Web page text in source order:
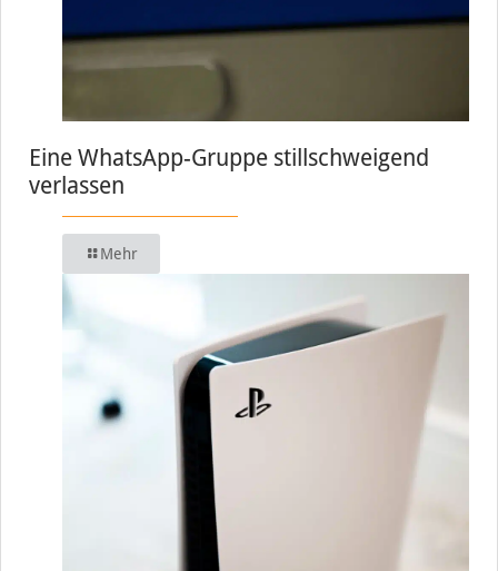
Eine WhatsApp-Gruppe stillschweigend
verlassen
Mehr